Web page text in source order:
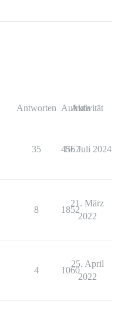
Antworten Aufrufe
Aktivität
35 4567
10. Juli 2024
8 1852
21. März
2022
4 1060
25. April
2022